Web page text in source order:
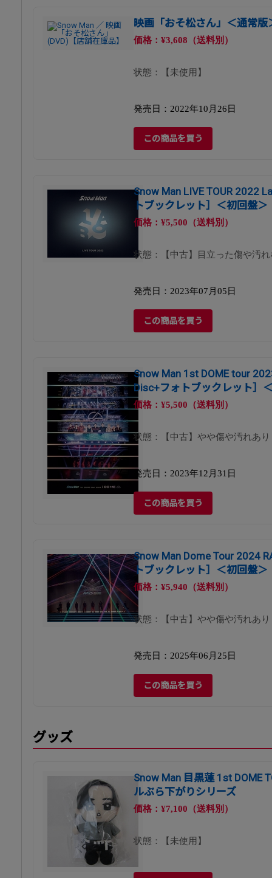
映画「おそ松さん」＜通常版
価格：¥3,608（送料別）
状態：【未使用】
発売日：2022年10月26日
この商品を買う
Snow Man LIVE TOUR 2022
トブックレット］＜初回盤＞
価格：¥5,500（送料別）
状態：【中古】目立った傷や汚
発売日：2023年07月05日
この商品を買う
Snow Man 1st DOME tour
Disc+フォトブックレット］
価格：¥5,500（送料別）
状態：【中古】やや傷や汚れあり
発売日：2023年12月31日
この商品を買う
Snow Man Dome Tour 2024
トブックレット］＜初回盤＞
価格：¥5,940（送料別）
状態：【中古】やや傷や汚れあり
発売日：2025年06月25日
この商品を買う
グッズ
Snow Man 目黒蓮 1st DOME
ルぶら下がりシリーズ
価格：¥7,100（送料別）
状態：【未使用】